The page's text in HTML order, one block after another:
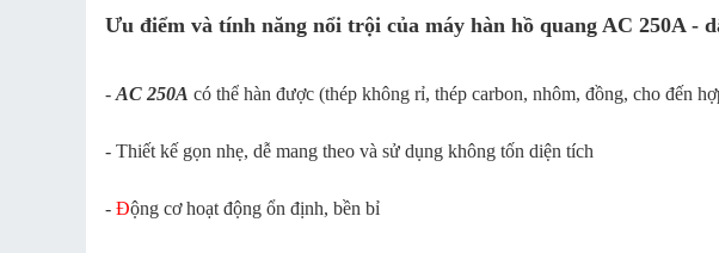
Ưu điểm và tính năng nổi trội của máy hàn hồ quang AC 250A -
- AC 250A có thể hàn được (thép không rỉ, thép carbon, nhôm, đồng, cho đến
- Thiết kế gọn nhẹ, dễ mang theo và sử dụng không tốn diện tích
- Động cơ hoạt động ổn định, bền bỉ